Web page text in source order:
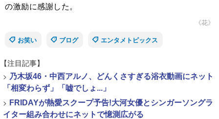
の激励に感謝した。
《花》
お笑い
ブログ エンタメトピックス
【注目記事】
> 乃木坂46・中西アルノ、どんくさすぎる浴衣動画にネット
「相変わらず」「嘘でしょ...」
> FRIDAYが熱愛スクープ予告!大河女優とシンガーソングラ
イター組み合わせにネットで憶測広がる